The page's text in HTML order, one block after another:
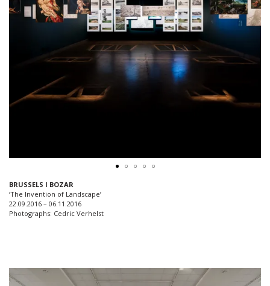
BRUSSELS I BOZAR
‘The Invention of Landscape’
22.09.2016 – 06.11.2016
Photographs: Cedric Verhelst